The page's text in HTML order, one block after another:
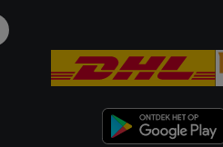
stem je in met alle
van de gegevens en je recht
privacyverklaring.Je vindt de
inzetten.